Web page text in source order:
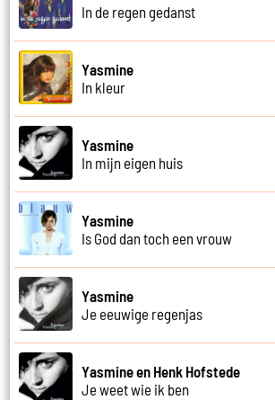
In de regen gedanst
Yasmine
In kleur
Yasmine
In mijn eigen huis
Yasmine
Is God dan toch een vrouw
Yasmine
Je eeuwige regenjas
Yasmine en Henk Hofstede
Je weet wie ik ben